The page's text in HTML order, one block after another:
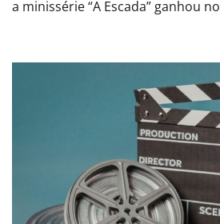
a minissérie “A Escada” ganhou